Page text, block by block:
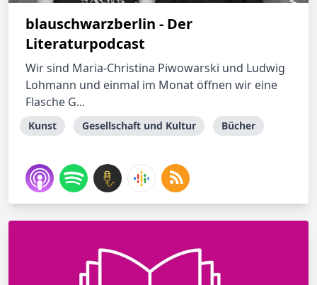
blauschwarzberlin - Der
Literaturpodcast
Wir sind Maria-Christina Piwowarski und Ludwig
Lohmann und einmal im Monat öffnen wir eine
Flasche G...
Kunst Gesellschaft und Kultur Bücher